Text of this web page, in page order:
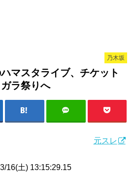
乃木坂
ハマスタライブ、チケット
ラ祭りへ
元スレ
16(土) 13:15:29.15